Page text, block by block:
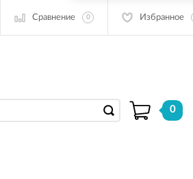
Сравнение 0 Избранное
0